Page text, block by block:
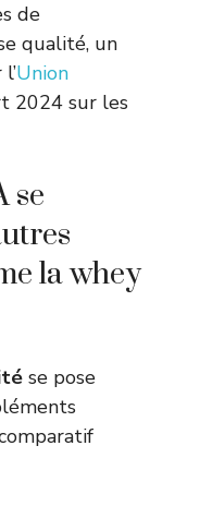
de
qualité, un
Union
2024 sur les
se
la whey
se pose